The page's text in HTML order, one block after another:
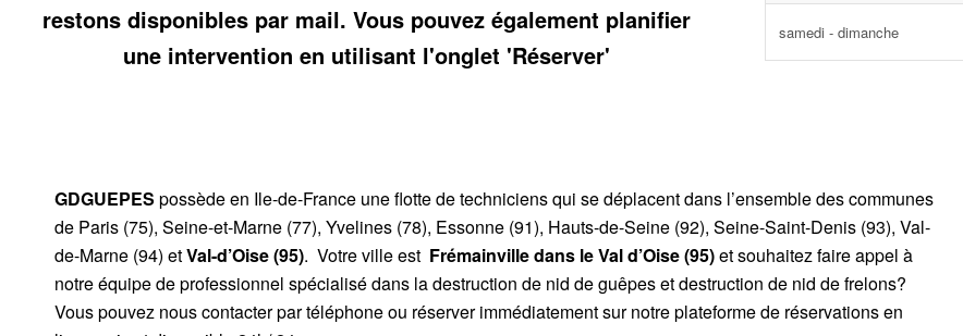
restons disponibles par mail. Vous pouvez également planifier
une intervention en utilisant l'onglet 'Réserver'
samedi - dimanche
GDGUEPES possède en Ile-de-France une flotte de techniciens qui se déplacent dans l’ensemble des communes
de Paris (75), Seine-et-Marne (77), Yvelines (78), Essonne (91), Hauts-de-Seine (92), Seine-Saint-Denis (93), Val-
de-Marne (94) etVal-d’Oise (95). Votre ville est Frémainville dans le Val d’Oise (95)et souhaitez faire appel à
notre équipe de professionnel spécialisé dans la destruction de nid de guêpes et destruction de nid de frelons?
Vous pouvez nous contacter par téléphone ou réserver immédiatement sur notre plateforme de réservations en